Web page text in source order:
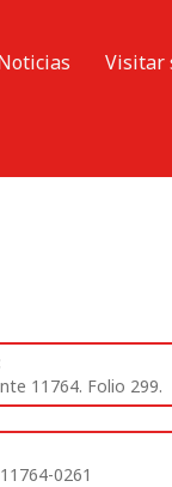
Visitar
11764. Folio 299.
0261